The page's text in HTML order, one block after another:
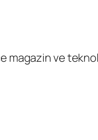
magazin ve